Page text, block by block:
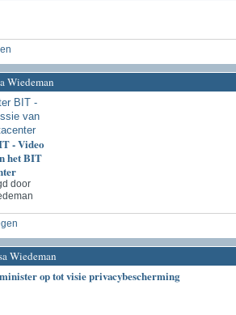
Wiedeman
- Video
het BIT
door
Wiedeman
op tot visie privacybescherming